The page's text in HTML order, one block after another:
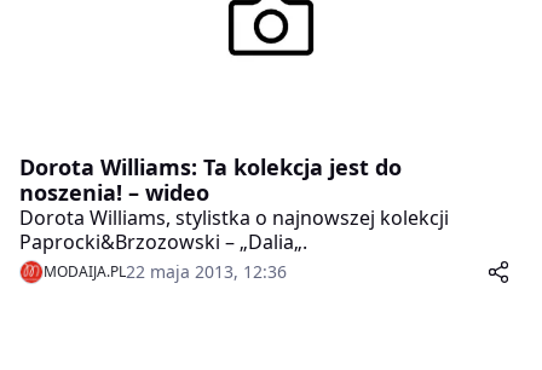
Dorota Williams: Ta kolekcja jest do
noszenia! – wideo
Dorota Williams, stylistka o najnowszej kolekcji
Paprocki&Brzozowski – „Dalia„.
MODAIJA.PL22 maja 2013, 12:36